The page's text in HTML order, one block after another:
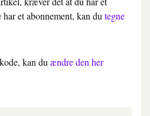
et abonnement, kan du tegne
kan du ændre den her